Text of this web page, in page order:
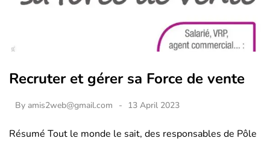
Recruter et gérer sa Force de vente
By amis2web@gmail.com 13 April 2023
Résumé Tout le monde le sait, des responsables de Pôle